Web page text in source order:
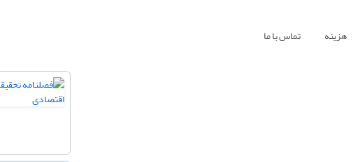
هزینه تماس با ما